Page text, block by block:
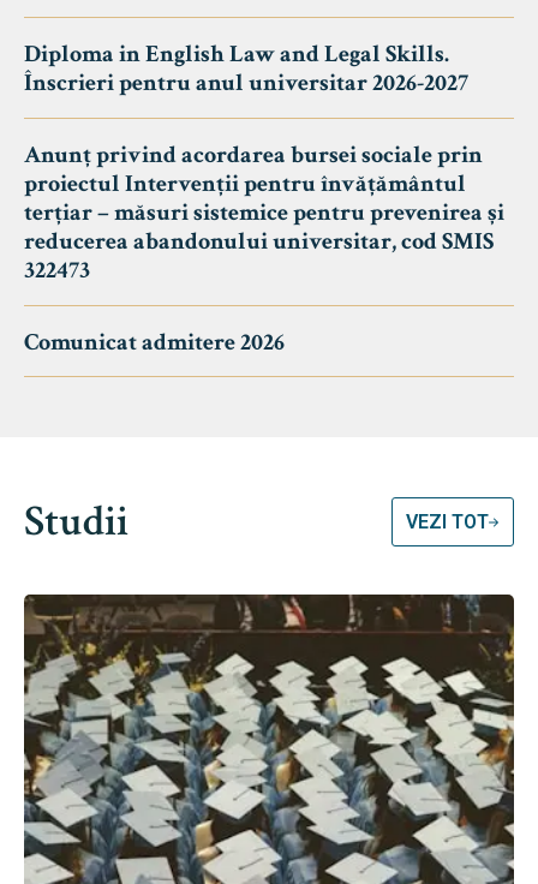
Diploma in English Law and Legal Skills.
Înscrieri pentru anul universitar 2026-2027
Anunț privind acordarea bursei sociale prin
proiectul Intervenții pentru învățământul
terțiar – măsuri sistemice pentru prevenirea și
reducerea abandonului universitar, cod SMIS
322473
Comunicat admitere 2026
Studii VEZI TOT